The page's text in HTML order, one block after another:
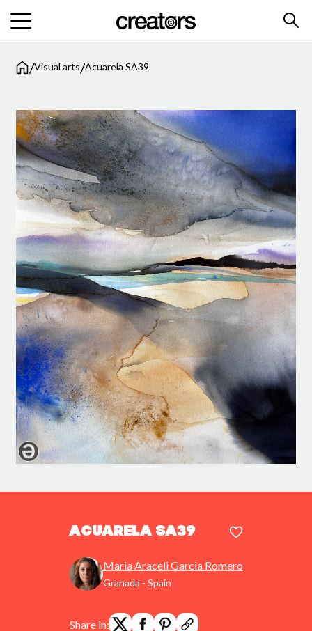
/Visual arts/Acuarela SA39
Acuarela SA39
Maria Araceli Garcia Romero
Granada - Spain
Share in: